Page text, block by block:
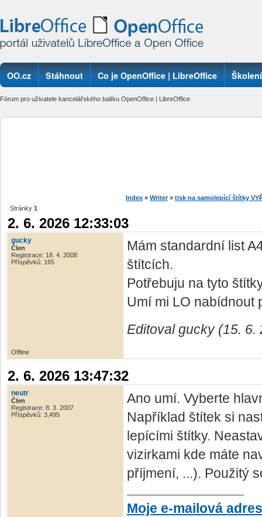
OO.cz Stáhnout Co je OpenOffice | LibreOffice Školení
Fórum pro uživatele kancelářského balíku OpenOffice | LibreOffice
Index » Writer » tisk na samolepící štítky
Stránky 1
2. 6. 2026 12:33:03
gucky
Člen
Registrace: 18. 4. 2008
Příspěvků: 165
Mám standardní list
štítcích.
Potřebuju na tyto
Umí mi LO nabídnout
Editoval gucky (15. 6.
Offline
2. 6. 2026 13:47:32
neutr
Člen
Registrace: 8. 3. 2007
Příspěvků: 3,495
Ano umí. Vyberte
Například štítek si
lepícími štítky.
vizirkami kde máte
příjmení, ...). Použitý
Moje e-mailová